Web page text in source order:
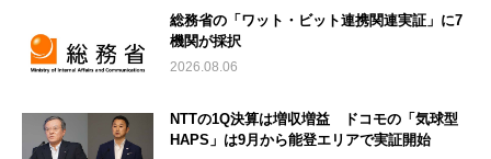
総務省の「ワット・ビット連携関連実証」に7
機関が採択
2026.08.06
NTTの1Q決算は増収増益 ドコモの「気球型
HAPS」は9月から能登エリアで実証開始